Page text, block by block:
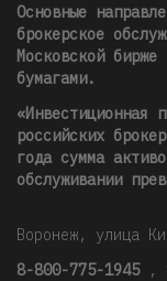
Основные
брокерское
Московской бирже
бумагами.
«Инвестиционная
российских
года сумма
обслуживании
Воронеж, улица
8-800-775-1945 ,